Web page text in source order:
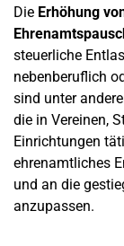
Die Erhöhung
steuerliche
nebenberuflich
sind unter
die in Vereinen,
Einrichtungen
ehrenamtliches
und an die
anzupassen.